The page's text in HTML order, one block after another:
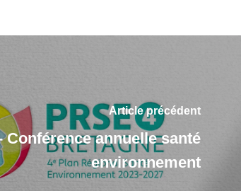
Article précédent
Conférence annuelle santé
environnement